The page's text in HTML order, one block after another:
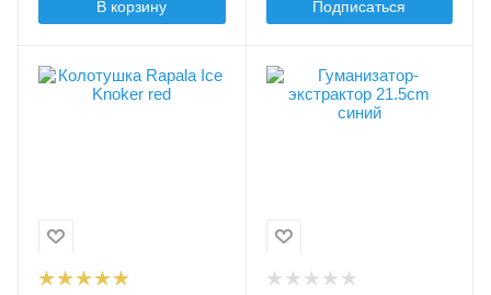
В корзину Подписаться
Модель
Ice Knocker
Цвет
Длина, см
21.5